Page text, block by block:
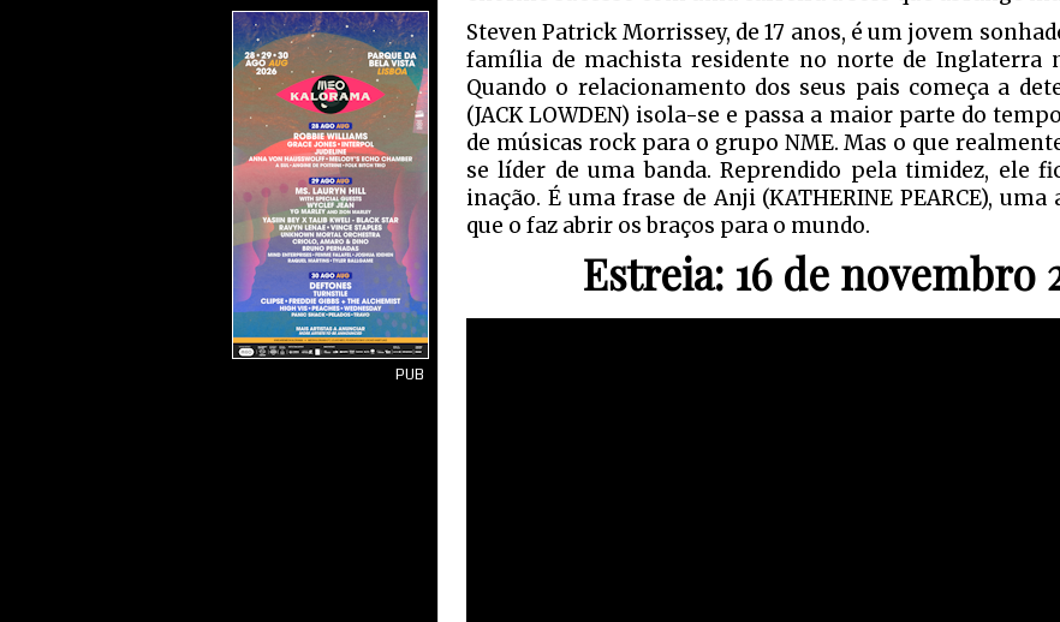
PUB
Steven Patrick Morrissey, de 17 anos, é um jovem
família de machista residente no norte de Inglaterra
Quando o relacionamento dos seus pais começa a
(JACK LOWDEN) isola-se e passa a maior parte do
de músicas rock para o grupo NME. Mas o que
se líder de uma banda. Reprendido pela timidez, ele
inação. É uma frase de Anji (KATHERINE PEARCE),
que o faz abrir os braços para o mundo.
Estreia: 16 de novembro